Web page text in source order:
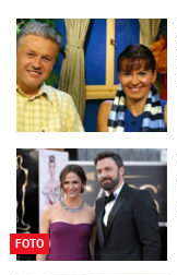
FOTO